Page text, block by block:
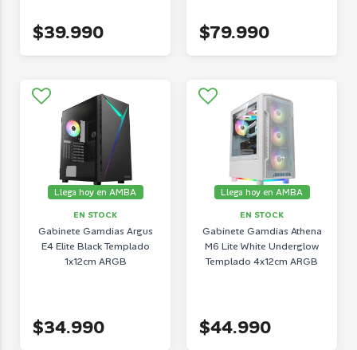
$39.990 $79.990
Llega hoy en AMBA
EN STOCK
Gabinete Gamdias Argus
E4 Elite Black Templado
1x12cm ARGB
$34.990
Llega hoy en AMBA
EN STOCK
Gabinete Gamdias Athena
M6 Lite White Underglow
Templado 4x12cm ARGB
$44.990